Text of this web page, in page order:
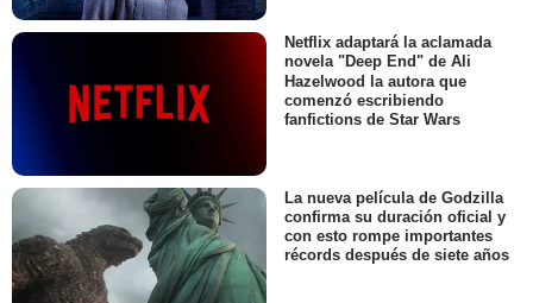
Netflix adaptará la aclamada
novela "Deep End" de Ali
Hazelwood la autora que
comenzó escribiendo
fanfictions de Star Wars
La nueva película de Godzilla
confirma su duración oficial y
con esto rompe importantes
récords después de siete años